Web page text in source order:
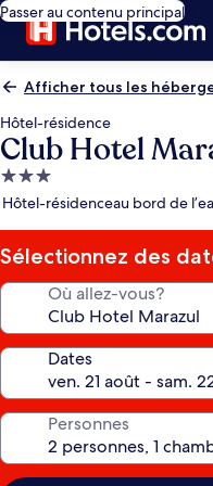
Passer au contenu principal
Afficher tous les
Hôtel-résidence
Club Hotel
Hébergement
3.0 étoiles
Hôtel-résidenceau bord de
Sélectionnez des
Où allez-vous?
Dates
Personnes